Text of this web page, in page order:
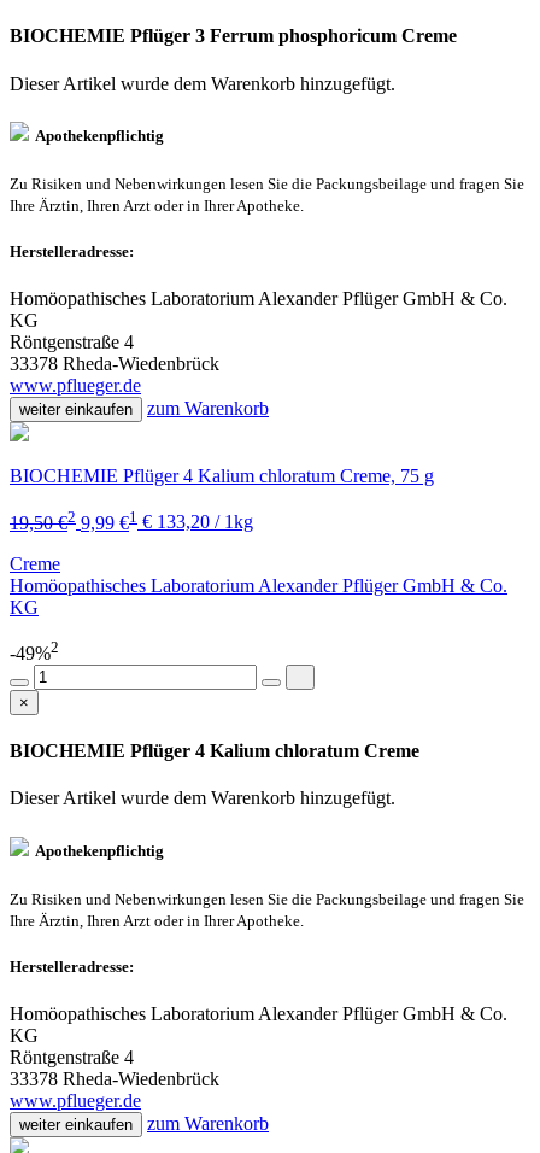
BIOCHEMIE Pflüger 3 Ferrum phosphoricum Creme
Dieser Artikel wurde dem Warenkorb hinzugefügt.
Apothekenpflichtig
Zu Risiken und Nebenwirkungen lesen Sie die Packungsbeilage und fragen Sie
Ihre Ärztin, Ihren Arzt oder in Ihrer Apotheke.
Herstelleradresse:
Homöopathisches Laboratorium Alexander Pflüger GmbH & Co.
KG
Röntgenstraße 4
33378 Rheda-Wiedenbrück
www.pflueger.de
weiter einkaufen zum Warenkorb
BIOCHEMIE Pflüger 4 Kalium chloratum Creme, 75 g
19,50 €2 9,99 €1 € 133,20 / 1kg
Creme
Homöopathisches Laboratorium Alexander Pflüger GmbH & Co.
KG
-49%2
×
BIOCHEMIE Pflüger 4 Kalium chloratum Creme
Dieser Artikel wurde dem Warenkorb hinzugefügt.
Apothekenpflichtig
Zu Risiken und Nebenwirkungen lesen Sie die Packungsbeilage und fragen Sie
Ihre Ärztin, Ihren Arzt oder in Ihrer Apotheke.
Herstelleradresse:
Homöopathisches Laboratorium Alexander Pflüger GmbH & Co.
KG
Röntgenstraße 4
33378 Rheda-Wiedenbrück
www.pflueger.de
weiter einkaufen zum Warenkorb